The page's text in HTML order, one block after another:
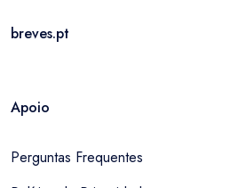
breves.pt
Apoio
Perguntas Frequentes